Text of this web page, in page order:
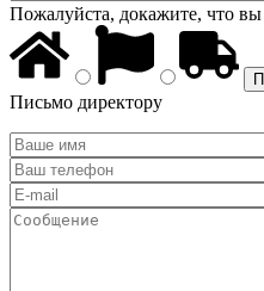
Пожалуйста, докажите, что
Письмо директору